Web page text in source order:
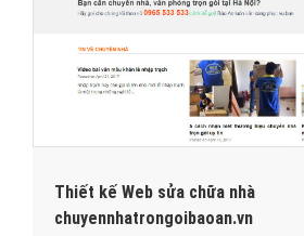
Thiết kế Web sửa chữa nhà
chuyennhatrongoibaoan.vn